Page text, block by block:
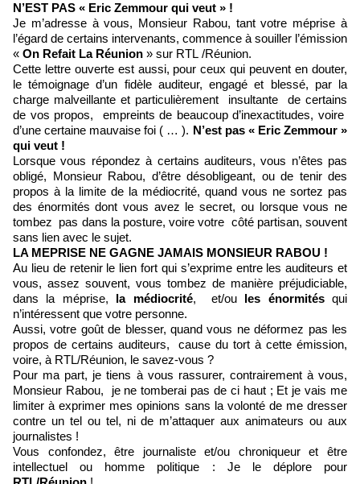
N’EST PAS « Eric Zemmour qui veut » !
Je m’adresse à vous, Monsieur Rabou, tant votre méprise à
l’égard de certains intervenants, commence à souiller l’émission
« On Refait La Réunion » sur RTL /Réunion.
Cette lettre ouverte est aussi, pour ceux qui peuvent en douter,
le témoignage d’un fidèle auditeur, engagé et blessé, par la
charge malveillante et particulièrement insultante de certains
de vos propos, empreints de beaucoup d’inexactitudes, voire
d’une certaine mauvaise foi ( … ). N’est pas « Eric Zemmour »
qui veut !
Lorsque vous répondez à certains auditeurs, vous n’êtes pas
obligé, Monsieur Rabou, d’être désobligeant, ou de tenir des
propos à la limite de la médiocrité, quand vous ne sortez pas
des énormités dont vous avez le secret, ou lorsque vous ne
tombez pas dans la posture, voire votre côté partisan, souvent
sans lien avec le sujet.
LA MEPRISE NE GAGNE JAMAIS MONSIEUR RABOU !
Au lieu de retenir le lien fort qui s’exprime entre les auditeurs et
vous, assez souvent, vous tombez de manière préjudiciable,
dans la méprise, la médiocrité, et/ou les énormitésqui
n’intéressent que votre personne.
Aussi, votre goût de blesser, quand vous ne déformez pas les
propos de certains auditeurs, cause du tort à cette émission,
voire, à RTL/Réunion, le savez-vous ?
Pour ma part, je tiens à vous rassurer, contrairement à vous,
Monsieur Rabou, je ne tomberai pas de ci haut ; Et je vais me
limiter à exprimer mes opinions sans la volonté de me dresser
contre un tel ou tel, ni de m’attaquer aux animateurs ou aux
journalistes !
Vous confondez, être journaliste et/ou chroniqueur et être
intellectuel ou homme politique : Je le déplore pour